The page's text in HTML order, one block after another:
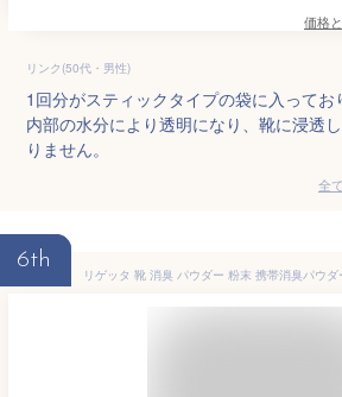
価格
リンク(50代・男性)
1回分がスティックタイプの袋に入ってお
内部の水分により透明になり、靴に浸透
りません。
全
6th